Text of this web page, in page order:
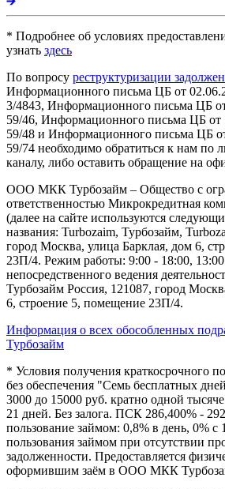
* Подробнее об условиях
узнать здесь
По вопросу реструктуризации
Информационного письма ЦБ от
3/4843, Информационного письма ЦБ
59/46, Информационного письма ЦБ
59/48 и Информационного письма ЦБ
59/74 необходимо обратиться к нам по
каналу, либо оставить обращение на
ООО МКК Турбозайм – Общество с
ответственностью Микрокредитная
(далее на сайте используются
названия: Turbozaim, Турбозайм,
город Москва, улица Барклая, дом 6,
23П/4. Режим работы: 9:00 - 18:00,
непосредственного ведения
Турбозайм Россия, 121087, город
6, строение 5, помещение 23П/4.
Информация о всех обособленных
Турбозайм
* Условия получения краткосрочного
без обеспечения "Семь бесплатных
3000 до 15000 руб. кратно одной
21 дней. Без залога. ПСК 286,400% -
пользование займом: 0,8% в день, 0% с
пользования займом при отсутствии
задолженности. Предоставляется
оформившим заём в ООО МКК